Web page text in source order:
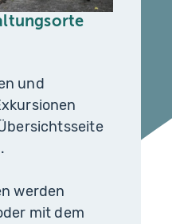
und
.
werden
mit dem